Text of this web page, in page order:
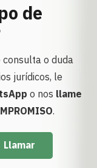
de
o duda
jurídicos, le
o nos llame
.
Llamar